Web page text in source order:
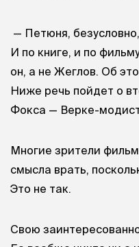
— Петюня,
И по книге, и по
он, а не Жеглов. Об
Ниже речь пойдет о
Фокса — Верке-
Многие зрители
смысла врать,
Это не так.
Свою